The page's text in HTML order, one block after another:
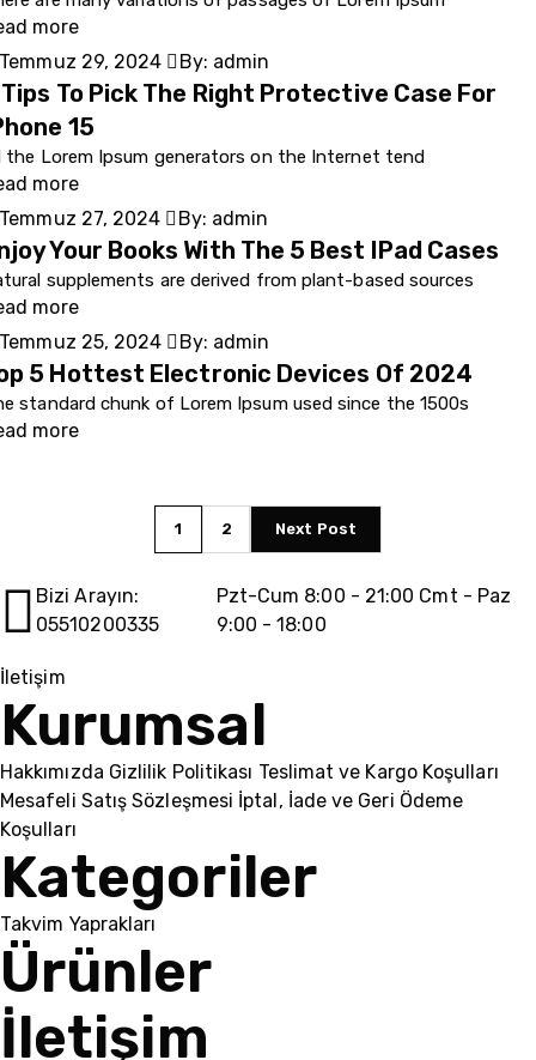
more
Temmuz 29, 2024
By: admin
To Pick The Right Protective Case For
15
the Lorem Ipsum generators on the Internet tend
more
Temmuz 27, 2024
By: admin
Your Books With The 5 Best IPad Cases
supplements are derived from plant-based sources
more
Temmuz 25, 2024
By: admin
5 Hottest Electronic Devices Of 2024
standard chunk of Lorem Ipsum used since the 1500s
more
1 2 Next Post
Bizi Arayın:
05510200335
Pzt-Cum 8:00 - 21:00 Cmt - Paz
9:00 - 18:00
İletişim
Kurumsal
Hakkımızda Gizlilik Politikası Teslimat ve Kargo Koşulları
Mesafeli Satış Sözleşmesi İptal, İade ve Geri Ödeme
Koşulları
Kategoriler
Takvim Yaprakları
Ürünler
İletişim